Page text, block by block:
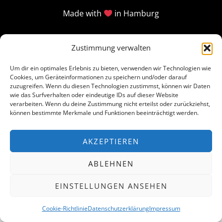
Zustimmung verwalten
Um dir ein optimales Erlebnis zu bieten, verwenden wir Technologien wie
Cookies, um Geräteinformationen zu speichern und/oder darauf
zuzugreifen. Wenn du diesen Technologien zustimmst, können wir Daten
wie das Surfverhalten oder eindeutige IDs auf dieser Website
verarbeiten. Wenn du deine Zustimmung nicht erteilst oder zurückziehst,
können bestimmte Merkmale und Funktionen beeinträchtigt werden.
AKZEPTIEREN
ABLEHNEN
EINSTELLUNGEN ANSEHEN
Cookie-RichtlinieDatenschutzerklärungImpressum
Made with in Hamburg